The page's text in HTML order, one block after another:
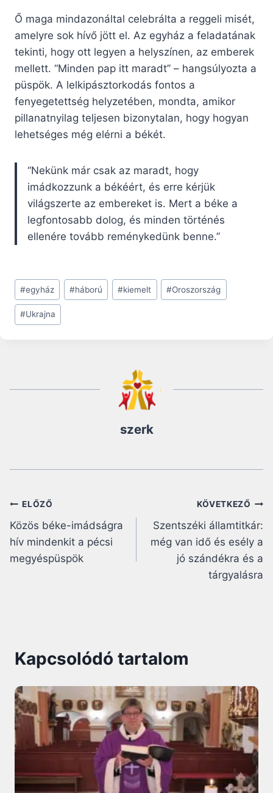
Ő maga mindazonáltal celebrálta a reggeli misét,
amelyre sok hívő jött el. Az egyház a feladatának
tekinti, hogy ott legyen a helyszínen, az emberek
mellett. “Minden pap itt maradt” – hangsúlyozta a
püspök. A lelkipásztorkodás fontos a
fenyegetettség helyzetében, mondta, amikor
pillanatnyilag teljesen bizonytalan, hogy hogyan
lehetséges még elérni a békét.
“Nekünk már csak az maradt, hogy
imádkozzunk a békéért, és erre kérjük
világszerte az embereket is. Mert a béke a
legfontosabb dolog, és minden történés
ellenére tovább reménykedünk benne.”
Post
Tags:
#egyház #háború #kiemelt #Oroszország
#Ukrajna
szerk
Bejegyzés
navigáció
ELŐZŐ
Közös béke-imádságra
hív mindenkit a pécsi
megyéspüspök
KÖVETKEZŐ
Szentszéki államtitkár:
még van idő és esély a
jó szándékra és a
tárgyalásra
Kapcsolódó tartalom